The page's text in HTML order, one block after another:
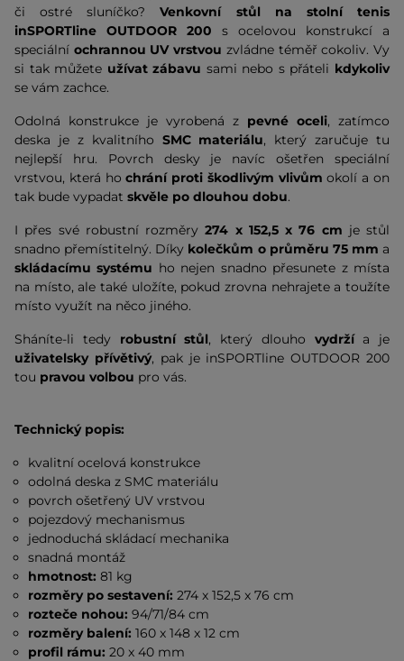
či ostré sluníčko?Venkovní stůl na stolní tenis
inSPORTline OUTDOOR 200 s ocelovou konstrukcí a
speciální ochrannou UV vrstvou zvládne téměř cokoliv. Vy
si tak můžete užívat zábavu sami nebo s přáteli kdykoliv
se vám zachce.
Odolná konstrukce je vyrobená z pevné oceli, zatímco
deska je z kvalitního SMC materiálu, který zaručuje tu
nejlepší hru. Povrch desky je navíc ošetřen speciální
vrstvou, která hochrání proti škodlivým vlivům okolí a on
tak bude vypadat skvěle po dlouhou dobu.
I přes své robustní rozměry274 x 152,5 x 76 cm je stůl
snadno přemístitelný. Díky kolečkům o průměru 75 mm a
skládacímu systému ho nejen snadno přesunete z místa
na místo, ale také uložíte, pokud zrovna nehrajete a toužíte
místo využít na něco jiného.
Sháníte-li tedy robustní stůl, který dlouho vydrží a je
uživatelsky přívětivý, pak je inSPORTline OUTDOOR 200
tou pravou volbou pro vás.
Technický popis:
kvalitní ocelová konstrukce
odolná deska z SMC materiálu
povrch ošetřený UV vrstvou
pojezdový mechanismus
jednoduchá skládací mechanika
snadná montáž
hmotnost:81 kg
rozměry po sestavení: 274 x 152,5 x 76 cm
rozteče nohou: 94/71/84 cm
rozměry balení: 160 x 148 x 12 cm
profil rámu:20 x 40 mm